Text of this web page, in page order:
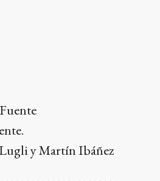
y Martín Ibáñez